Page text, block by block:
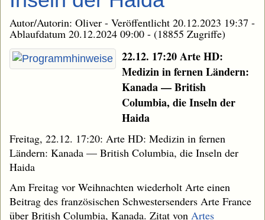
Autor/Autorin: Oliver - Veröffentlicht 20.12.2023 19:37 -
Ablaufdatum 20.12.2024 09:00 - (18855 Zugriffe)
22.12. 17:20 Arte HD:
Medizin in fernen Ländern:
Kanada — British
Columbia, die Inseln der
Haida
Freitag, 22.12. 17:20: Arte HD: Medizin in fernen
Ländern: Kanada — British Columbia, die Inseln der
Haida
Am Freitag vor Weihnachten wiederholt Arte einen
Beitrag des französischen Schwestersenders Arte France
über British Columbia, Kanada. Zitat von Artes